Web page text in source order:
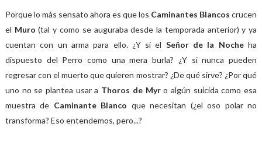
Porque lo más sensato ahora es que los Caminantes Blancos crucen
el Muro(tal y como se auguraba desde la temporada anterior) y ya
cuentan con un arma para ello. ¿Y si el Señor de la Nocheha
dispuesto del Perro como una mera burla? ¿Y si nunca pueden
regresar con el muerto que quieren mostrar? ¿De qué sirve? ¿Por qué
uno no se plantea usar a Thoros de Myro algún suicida como esa
muestra de Caminante Blanco que necesitan (¿el oso polar no
transforma? Eso entendemos, pero...?